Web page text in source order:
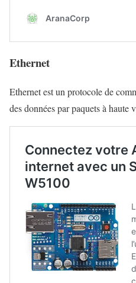
Ethernet
Ethernet est un protocole de
des données par paquets à haute